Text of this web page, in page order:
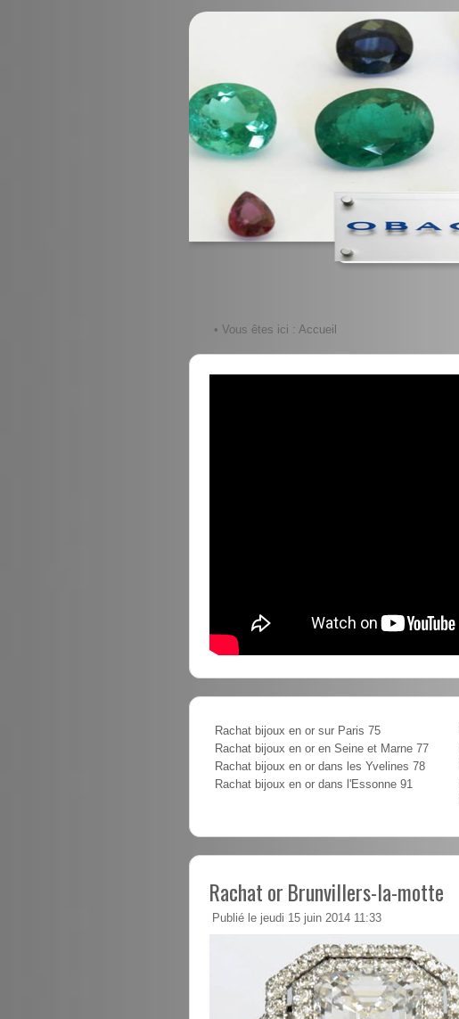
• Vous êtes ici : Accueil
Rachat bijoux en or sur Paris 75
Rachat bijoux en or en Seine et Marne 77
Rachat bijoux en or dans les Yvelines 78
Rachat bijoux en or dans l'Essonne 91
Rachat or Brunvillers-la-motte
Publié le jeudi 15 juin 2014 11:33